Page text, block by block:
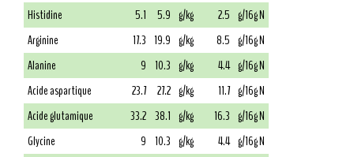
Histidine
5.1 5.9 g/kg 2.5 g/16g N
Arginine
17.3 19.9 g/kg 8.5 g/16g N
Alanine
9 10.3 g/kg 4.4 g/16g N
Acide aspartique
23.7 27.2 g/kg 11.7 g/16g N
Acide glutamique
33.2 38.1 g/kg 16.3 g/16g N
Glycine
9 10.3 g/kg 4.4 g/16g N